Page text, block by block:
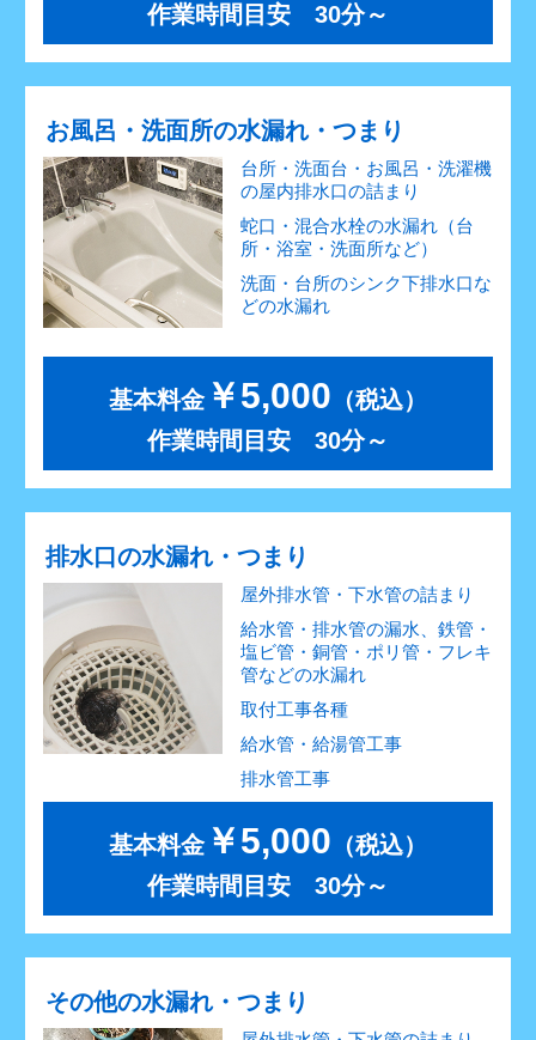
作業時間目安 30分～
お風呂・洗面所の水漏れ・つまり
台所・洗面台・お風呂・洗濯機
の屋内排水口の詰まり
蛇口・混合水栓の水漏れ（台
所・浴室・洗面所など）
洗面・台所のシンク下排水口な
どの水漏れ
基本料金￥5,000 （税込）
作業時間目安 30分～
排水口の水漏れ・つまり
屋外排水管・下水管の詰まり
給水管・排水管の漏水、鉄管・
塩ビ管・銅管・ポリ管・フレキ
管などの水漏れ
取付工事各種
給水管・給湯管工事
排水管工事
基本料金￥5,000 （税込）
作業時間目安 30分～
その他の水漏れ・つまり